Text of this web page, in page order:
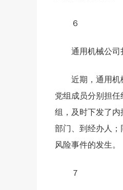
６
通用机械公司
近期，通用机
党组成员分别担
组，及时下发了
部门、到经办人
风险事件的发生。
７